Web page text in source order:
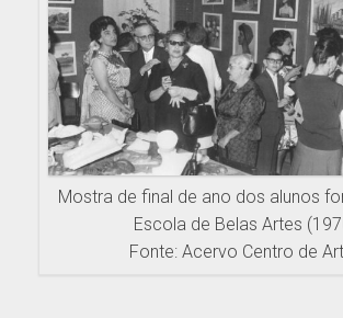
Mostra de final de ano dos alunos
Escola de Belas Artes
Fonte: Acervo Centro de